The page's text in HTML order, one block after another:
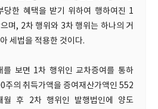
당한 혜택을 받기 위하여 행하여진 1
며, 2차 행위와 3차 행위는 하나의 거
세법을 적용한 것이다.
보면 1차 행위인 교차증여를 통하
주의 취득가액을 증여재산가액인 552
월 후 2차 행위인 발행법인에 양도